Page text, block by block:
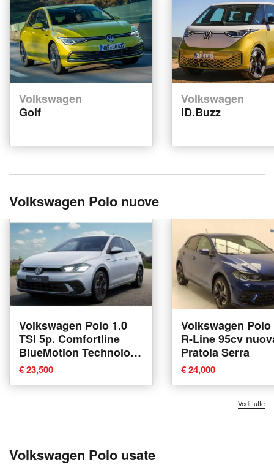
Volkswagen
Golf
Volkswagen
ID.Buzz
Volkswagen Polo nuove
Volkswagen Polo 1.0
TSI 5p. Comfortline
BlueMotion Technology
nuova a Pratola Serra
€ 23,500
Volkswagen
R-Line 95cv
Pratola Serra
€ 24,000
Vedi tutte
Volkswagen Polo usate